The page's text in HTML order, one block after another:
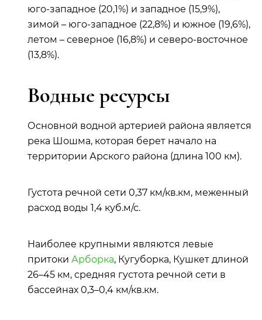
юго-западное (20,1%) и западное (15,9%),
зимой – юго-западное (22,8%) и южное (19,6%),
летом – северное (16,8%) и северо-восточное
(13,8%).
Водные ресурсы
Основной водной артерией района является
река Шошма, которая берет начало на
территории Арского района (длина 100 км).
Густота речной сети 0,37 км/кв.км, меженный
расход воды 1,4 куб.м/с.
Наиболее крупными являются левые
притоки Арборка, Кугуборка, Кушкет длиной
26–45 км, средняя густота речной сети в
бассейнах 0,3–0,4 км/кв.км.